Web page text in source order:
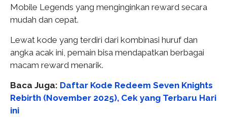
Mobile Legends yang menginginkan reward secara
mudah dan cepat.
Lewat kode yang terdiri dari kombinasi huruf dan
angka acak ini, pemain bisa mendapatkan berbagai
macam reward menarik.
Baca Juga: Daftar Kode Redeem Seven Knights
Rebirth (November 2025), Cek yang Terbaru Hari
ini